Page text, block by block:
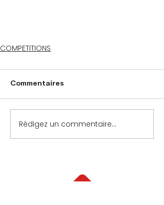
COMPETITIONS
Commentaires
Rédigez un commentaire...